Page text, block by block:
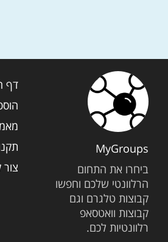
MyGroups
ביחרו את התחום
הרלוונטי שלכם וחפשו
קבוצות טלגרם וגם
קבוצות וואטסאפ
רלוונטיות לכם.
דף